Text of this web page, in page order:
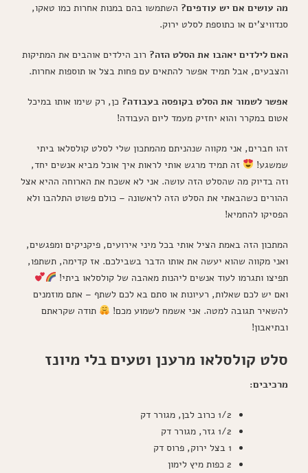
מה עושים אם יש עודפים? השתמשו בהם במנות אחרות כמו טאקו,
סנדוויצ'ים או כתוספת לסלט ירוק.
האם לילדים יאהבו את הסלט הזה? רוב הילדים אוהבים את המתיקות
והצבעים, אבל תמיד אפשר להתאים עם פחות בצל או תוספות אחרות.
אפשר לשמור את הסלט בקופסה בעבודה? כן, רק שימו אותו במיכל
אטום במקרר והוא יחזיק מעמד ליום העבודה!
זהו חברים, אני מקווה שנהניתם מהמתכון שלי לסלט קולסלאו ביתי
שמשגע!
זה תמיד מרגש אותי לראות איך אוכל מביא אנשים יחד,
וזה בדיוק מה שהסלט הזה עושה. אני לא אשכח את הארוחה ההיא אצל
ההורים כשהבאתי את הסלט הזה לראשונה – כולם פשוט התלהבו ולא
הפסיקו להחמיא!
המתכון הזה באמת הציל אותי בכל מיני אירועים, פיקניקים ומפגשים,
ואני מקווה שהוא יעשה את אותו הדבר בשבילכם. אז קדימה, תשתפו,
תפיצו ותגרמו לעוד אנשים ליהנות מאהבה של קולסלאו ביתי!
ואם יש לכם שאלות, רעיונות או סתם בא לכם לשתף – אתם מוזמנים
להשאיר תגובה למטה. אני אשמח לשמוע מכם!
תודה שקראתם
ובתיאבון!
סלט קולסלאו מרענן וטעים בלי מיונז
מרכיבים:
1/2 כרוב לבן, מגורר דק
1/2 גזר, מגורר דק
1 בצל ירוק, פרוס דק
2 כפות מיץ לימון